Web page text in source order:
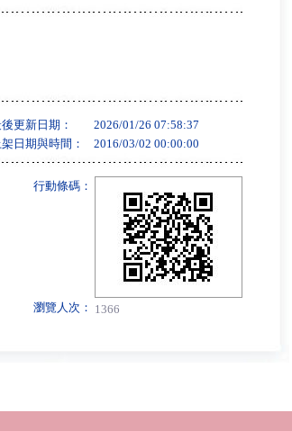
更新日期：
2026/01/26 07:58:37
日期與時間：
2016/03/02 00:00:00
行動條碼：
瀏覽人次： 1366